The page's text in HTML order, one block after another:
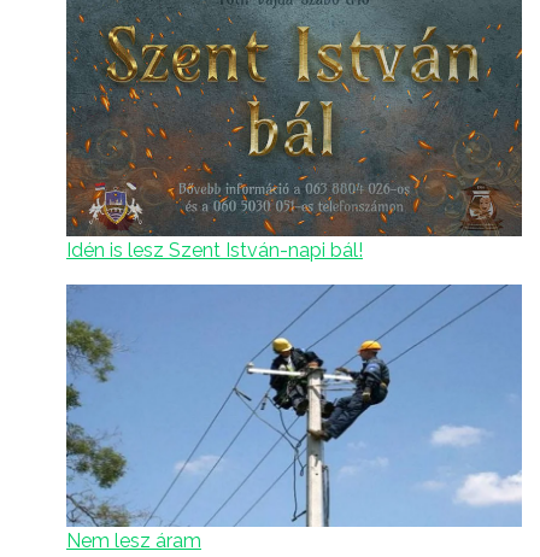
Idén is lesz Szent István-napi bál!
Nem lesz áram